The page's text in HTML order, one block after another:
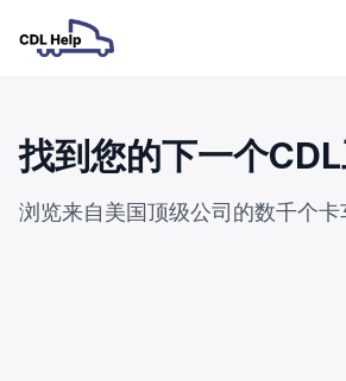
找到您的下一个
浏览来自美国顶级公司的数千个卡